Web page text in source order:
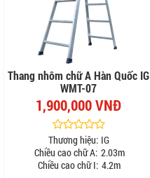
Thang nhôm chữ A Hàn Quốc IG
WMT-07
1,900,000 VNĐ
Thương hiệu: IG
Chiều cao chữ A: 2.03m
Chiều cao chữ I: 4.2m